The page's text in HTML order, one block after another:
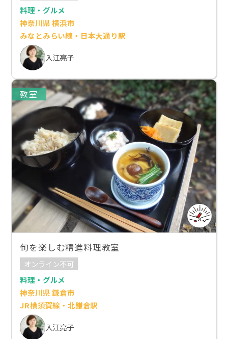
料理・グルメ
神奈川県 横浜市
みなとみらい線・日本大通り駅
入江亮子
教室
旬を楽しむ精進料理教室
オンライン不可
料理・グルメ
神奈川県 鎌倉市
JR横須賀線・北鎌倉駅
入江亮子